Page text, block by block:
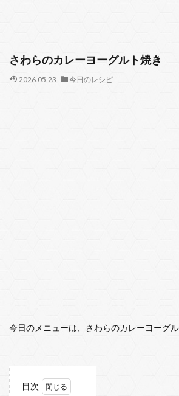
さわらのカレーヨーグルト焼き
2026.05.23 今日のレシピ
今日のメニューは、さわらのカレーヨーグ
目次